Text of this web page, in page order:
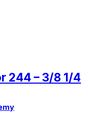
244 – 3/8 1/4